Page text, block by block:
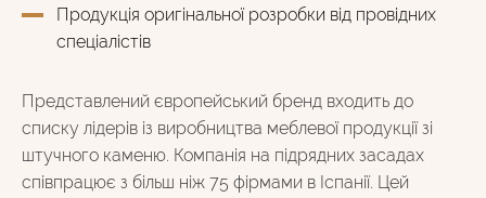
Продукція оригінальної розробки від провідних
спеціалістів
Представлений європейський бренд входить до
списку лідерів із виробництва меблевої продукції зі
штучного каменю. Компанія на підрядних засадах
співпрацює з більш ніж 75 фірмами в Іспанії. Цей